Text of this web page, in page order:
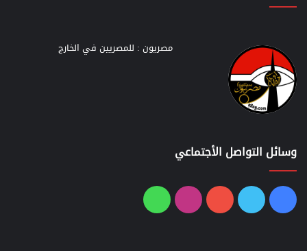
مصريون : للمصريين في الخارج
وسائل التواصل الأجتماعي
فيسبوك
تويتر يوتيوبانستقرامواتساب